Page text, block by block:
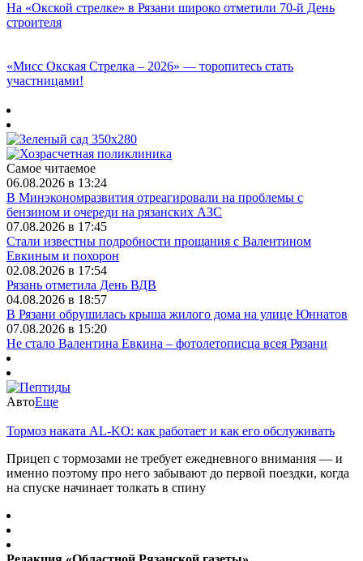
На «Окской стрелке» в Рязани широко отметили 70-й День
строителя
«Мисс Окская Стрелка – 2026» — торопитесь стать
участницами!
Самое читаемое
06.08.2026 в 13:24
В Минэкономразвития отреагировали на проблемы с
бензином и очереди на рязанских АЗС
07.08.2026 в 17:45
Стали известны подробности прощания с Валентином
Евкиным и похорон
02.08.2026 в 17:54
Рязань отметила День ВДВ
04.08.2026 в 18:57
В Рязани обрушилась крыша жилого дома на улице Юннатов
07.08.2026 в 15:20
Не стало Валентина Евкина – фотолетописца всея Рязани
АвтоЕще
Тормоз наката AL-KO: как работает и как его обслуживать
Прицеп с тормозами не требует ежедневного внимания — и
именно поэтому про него забывают до первой поездки, когда
на спуске начинает толкать в спину